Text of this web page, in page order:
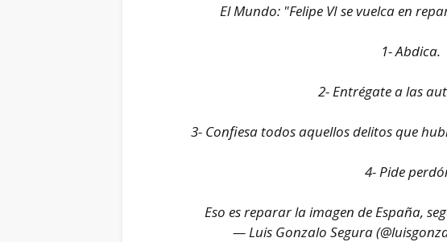
El Mundo: "Felipe VI se vuelca en
1- Abdica.
2- Entrégate a las
3- Confiesa todos aquellos delitos que
4- Pide
Eso es reparar la imagen de España,
— Luis Gonzalo Segura